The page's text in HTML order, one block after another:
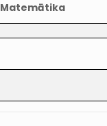
Matemātika